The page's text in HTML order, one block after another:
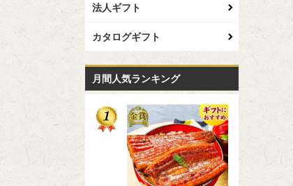
法人ギフト
カタログギフト
月間人気ランキング